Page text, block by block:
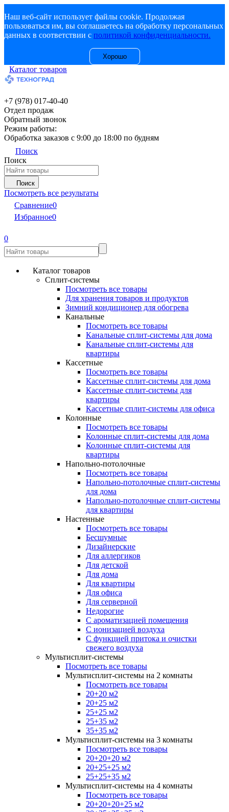
Наш веб-сайт использует файлы cookie. Продолжая
пользоваться им, вы соглашаетесь на обработку персональных
данных в соответствии с политикой конфиденциальности.
Хорошо
Каталог товаров
+7 (978) 017-40-40
Отдел продаж
Обратный звонок
Режим работы:
Обработка заказов с 9:00 до 18:00 по будням
Поиск
Поиск
Поиск
Посмотреть все результаты
Сравнение0
Избранное0
0
Каталог товаров
Сплит-системы
Посмотреть все товары
Для хранения товаров и продуктов
Зимний кондиционер для обогрева
Канальные
Посмотреть все товары
Канальные сплит-системы для дома
Канальные сплит-системы для
квартиры
Кассетные
Посмотреть все товары
Кассетные сплит-системы для дома
Кассетные сплит-системы для
квартиры
Кассетные сплит-системы для офиса
Колонные
Посмотреть все товары
Колонные сплит-системы для дома
Колонные сплит-системы для
квартиры
Напольно-потолочные
Посмотреть все товары
Напольно-потолочные сплит-системы
для дома
Напольно-потолочные сплит-системы
для квартиры
Настенные
Посмотреть все товары
Бесшумные
Дизайнерские
Для аллергиков
Для детской
Для дома
Для квартиры
Для офиса
Для серверной
Недорогие
С ароматизацией помещения
С ионизацией воздуха
С функцией притока и очистки
свежего воздуха
Мультисплит-системы
Посмотреть все товары
Мультисплит-системы на 2 комнаты
Посмотреть все товары
20+20 м2
20+25 м2
25+25 м2
25+35 м2
35+35 м2
Мультисплит-системы на 3 комнаты
Посмотреть все товары
20+20+20 м2
20+25+25 м2
25+25+35 м2
Мультисплит-системы на 4 комнаты
Посмотреть все товары
20+20+20+25 м2